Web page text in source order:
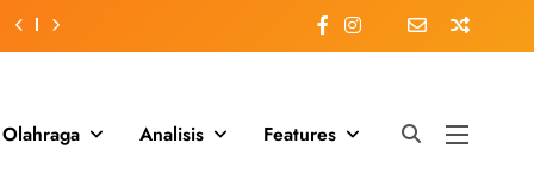
Olahraga Analisis Features